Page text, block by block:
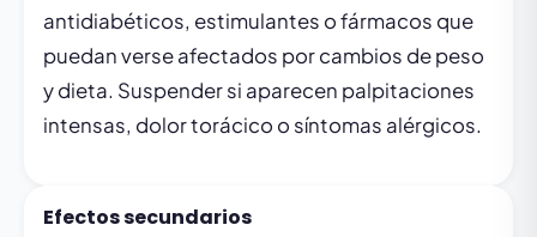
antidiabéticos, estimulantes o fármacos que
puedan verse afectados por cambios de peso
y dieta. Suspender si aparecen palpitaciones
intensas, dolor torácico o síntomas alérgicos.
Efectos secundarios